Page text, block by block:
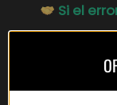
Si el
casos,
•